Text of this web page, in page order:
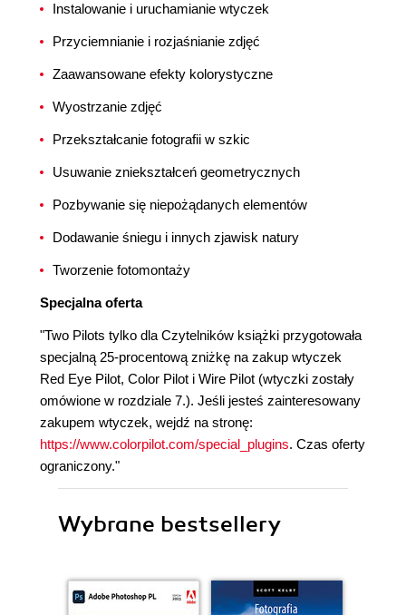
Instalowanie i uruchamianie wtyczek
Przyciemnianie i rozjaśnianie zdjęć
Zaawansowane efekty kolorystyczne
Wyostrzanie zdjęć
Przekształcanie fotografii w szkic
Usuwanie zniekształceń geometrycznych
Pozbywanie się niepożądanych elementów
Dodawanie śniegu i innych zjawisk natury
Tworzenie fotomontaży
Specjalna oferta
"Two Pilots tylko dla Czytelników książki przygotowała
specjalną 25-procentową zniżkę na zakup wtyczek
Red Eye Pilot, Color Pilot i Wire Pilot (wtyczki zostały
omówione w rozdziale 7.). Jeśli jesteś zainteresowany
zakupem wtyczek, wejdź na stronę:
https://www.colorpilot.com/special_plugins. Czas oferty
ograniczony."
Wybrane bestsellery